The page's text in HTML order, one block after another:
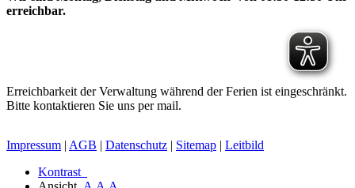
erreichbar.
Erreichbarkeit der Verwaltung während der Ferien ist eingeschränkt.
Bitte kontaktieren Sie uns per mail.
Impressum | AGB | Datenschutz | Sitemap | Leitbild
Kontrast